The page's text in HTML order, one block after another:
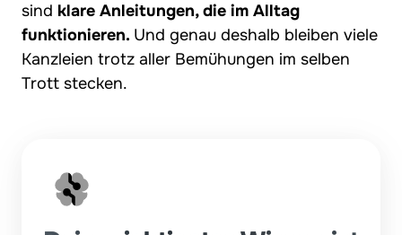
sind klare Anleitungen, die im Alltag
funktionieren. Und genau deshalb bleiben viele
Kanzleien trotz aller Bemühungen im selben
Trott stecken.